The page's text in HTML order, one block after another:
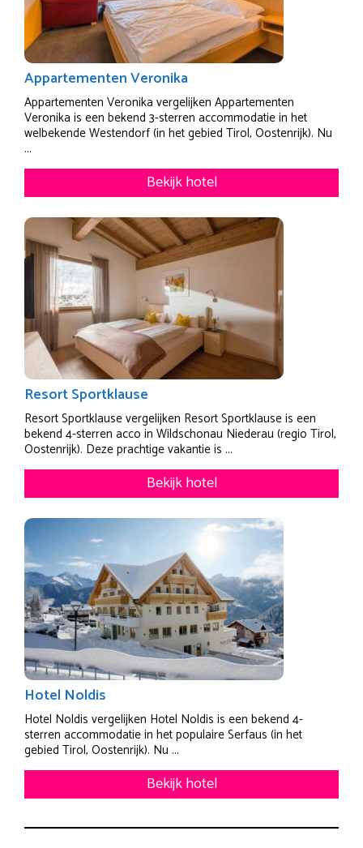
Appartementen Veronika
Appartementen Veronika vergelijken Appartementen
Veronika is een bekend 3-sterren accommodatie in het
welbekende Westendorf (in het gebied Tirol, Oostenrijk). Nu
...
Bekijk hotel
Resort Sportklause
Resort Sportklause vergelijken Resort Sportklause is een
bekend 4-sterren acco in Wildschonau Niederau (regio Tirol,
Oostenrijk). Deze prachtige vakantie is ...
Bekijk hotel
Hotel Noldis
Hotel Noldis vergelijken Hotel Noldis is een bekend 4-
sterren accommodatie in het populaire Serfaus (in het
gebied Tirol, Oostenrijk). Nu ...
Bekijk hotel